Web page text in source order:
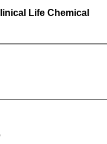
Life Chemical